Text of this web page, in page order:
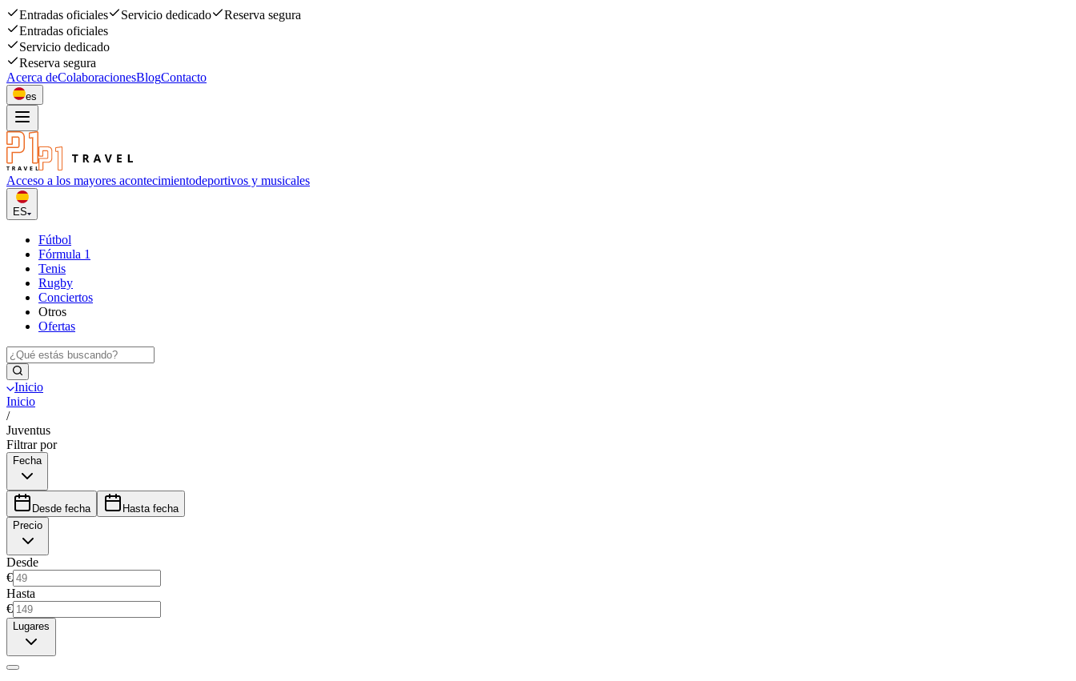
Entradas oficiales Servicio dedicado
Reserva segura
Entradas oficiales
Servicio dedicado
Reserva segura
Acerca deColaboracionesBlogContacto
es
Acceso a los mayores acontecimientodeportivos y musicales
ES
Fútbol
Fórmula 1
Tenis
Rugby
Conciertos
Otros
Ofertas
Inicio
Inicio
/
Juventus
Filtrar por
Fecha
Desde fecha
Hasta fecha
Precio
Desde
€
Hasta
€
Lugares